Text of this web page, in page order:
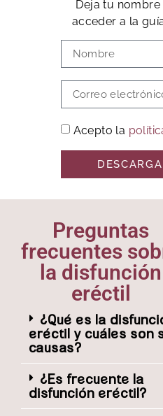
Deja tu
acceder a la
Acepto la
Preguntas
frecuentes
la disfunción
eréctil
¿Qué es la
eréctil y cuáles son
causas?
¿Es frecuente la
disfunción eréctil?